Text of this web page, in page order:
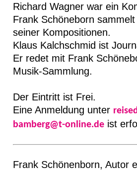
Richard Wagner war ein
Frank Schöneborn
seiner Kompositionen.
Klaus Kalchschmid ist
Er redet mit Frank
Musik-Sammlung.
Der Eintritt ist Frei.
Eine Anmeldung unter
bamberg@t-online.de ist
Frank Schönenborn, Autor